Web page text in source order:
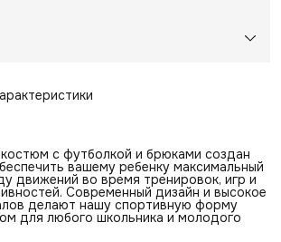
с футболкой и брюками создан
вашему ребенку максимальный
движений во время тренировок, игр и
Современный дизайн и высокое
делают нашу спортивную форму
для любого школьника и молодого